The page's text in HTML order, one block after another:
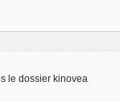
le dossier kinovea